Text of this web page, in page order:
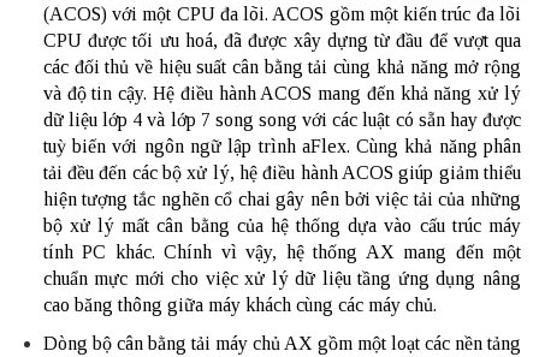
(ACOS) với một CPU đa lõi. ACOS gồm một kiến trúc đa lõi
CPU được tối ưu hoá, đã được xây dựng từ đầu để vượt qua
các đối thủ về hiệu suất cân bằng tải cùng khả năng mở rộng
và độ tin cậy. Hệ điều hành ACOS mang đến khả năng xử lý
dữ liệu lớp 4 và lớp 7 song song với các luật có sẵn hay được
tuỳ biến với ngôn ngữ lập trình aFlex. Cùng khả năng phân
tải đều đến các bộ xử lý, hệ điều hành ACOS giúp giảm thiểu
hiện tượng tắc nghẽn cổ chai gây nên bởi việc tải của những
bộ xử lý mất cân bằng của hệ thống dựa vào cấu trúc máy
tính PC khác. Chính vì vậy, hệ thống AX mang đến một
chuẩn mực mới cho việc xử lý dữ liệu tầng ứng dụng nâng
cao băng thông giữa máy khách cùng các máy chủ.
Dòng bộ cân bằng tải máy chủ AX gồm một loạt các nền tảng